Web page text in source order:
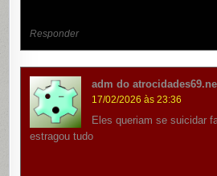
Responder
adm do
17/02/2026 às 23:36
Eles queriam se suicidar
estragou tudo